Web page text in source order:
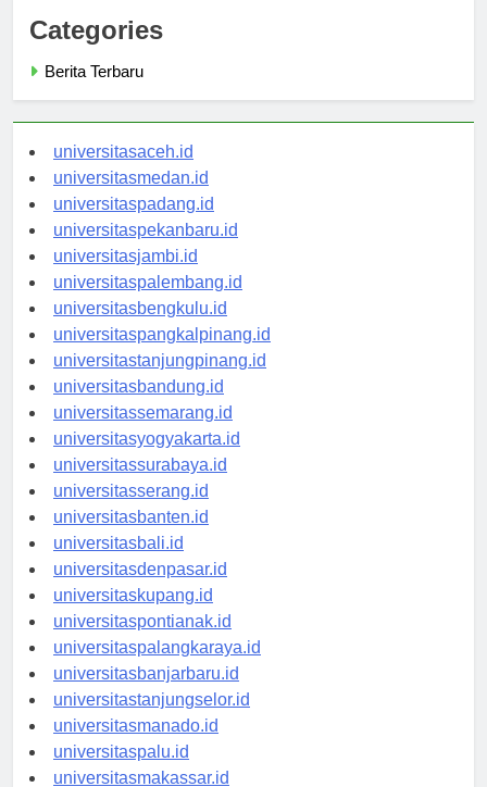
Categories
universitasaceh.id
universitasmedan.id
universitaspadang.id
universitaspekanbaru.id
universitasjambi.id
universitaspalembang.id
universitasbengkulu.id
universitaspangkalpinang.id
universitastanjungpinang.id
universitasbandung.id
universitassemarang.id
universitasyogyakarta.id
universitassurabaya.id
universitasserang.id
universitasbanten.id
universitasbali.id
universitasdenpasar.id
universitaskupang.id
universitaspontianak.id
universitaspalangkaraya.id
universitasbanjarbaru.id
universitastanjungselor.id
universitasmanado.id
universitaspalu.id